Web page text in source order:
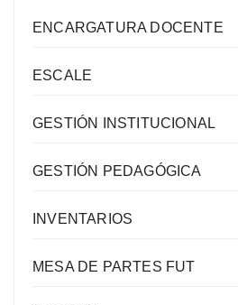
ENCARGATURA DOCENTE
ESCALE
GESTIÓN INSTITUCIONAL
GESTIÓN PEDAGÓGICA
INVENTARIOS
MESA DE PARTES FUT